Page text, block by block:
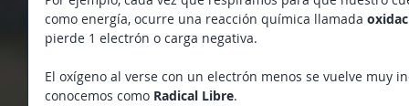
como energía, ocurre una reacción química llamada
pierde 1 electrón o carga negativa.
El oxígeno al verse con un electrón menos se vuelve muy
conocemos como Radical Libre.